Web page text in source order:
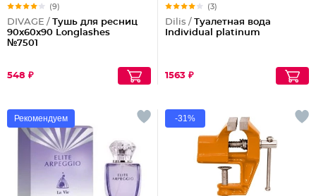
(9)
DIVAGE / Тушь для ресниц
90x60x90 Longlashes
№7501
548 ₽
(3)
Dilis / Туалетная вода
Individual platinum
1563 ₽
Рекомендуем -31%